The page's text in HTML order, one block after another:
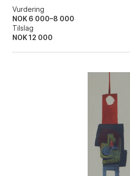
Vurdering
NOK 6 000–8 000
Tilslag
NOK12 000